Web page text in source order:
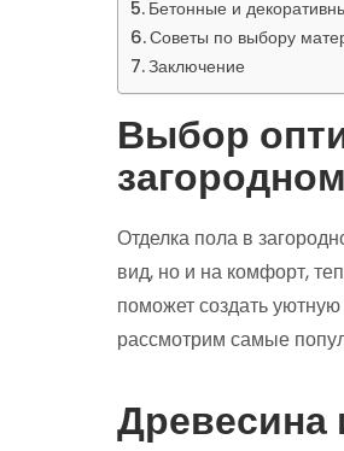
Бетонные и
Советы по выбору
Заключение
Выбор
Отделка пола в
вид, но и на комфорт,
поможет создать
рассмотрим самые
Древесина